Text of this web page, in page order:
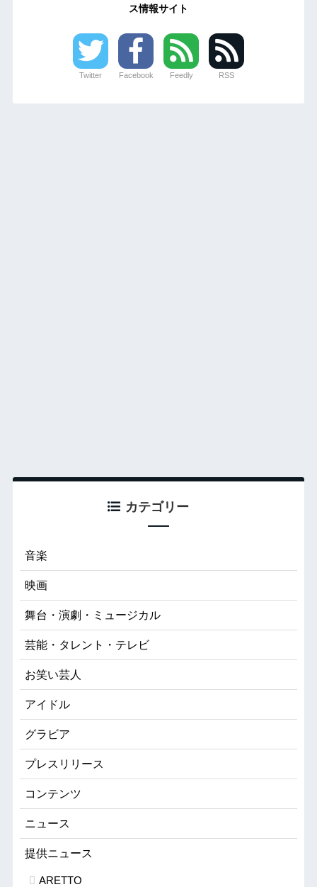
ス情報サイト
Twitter Facebook Feedly RSS
カテゴリー
音楽
映画
舞台・演劇・ミュージカル
芸能・タレント・テレビ
お笑い芸人
アイドル
グラビア
プレスリリース
コンテンツ
ニュース
提供ニュース
ARETTO